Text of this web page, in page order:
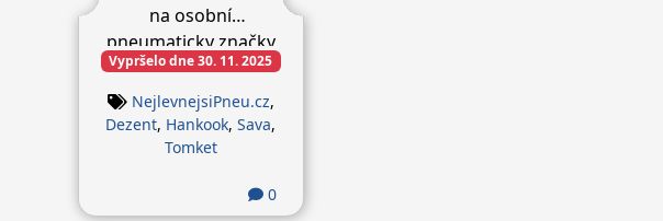
na osobní
pneumaticky značky
Tomket a tričko
zdarma jako dárek.
Vypršelo dne 30. 11. 2025
NejlevnejsiPneu.cz,
Dezent, Hankook,Sava,
Tomket
0